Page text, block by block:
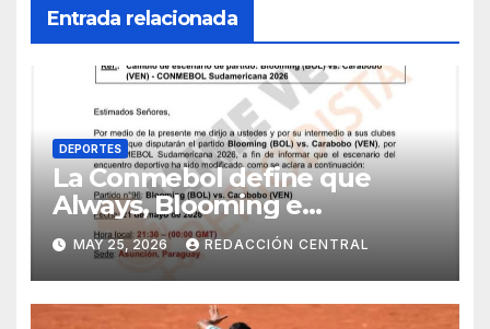
Entrada relacionada
DEPORTES
La Conmebol define que
Always, Blooming e
Independiente reciban a sus
rivales en Asunción, por los
conflictos
MAY 25, 2026 REDACCIÓN CENTRAL